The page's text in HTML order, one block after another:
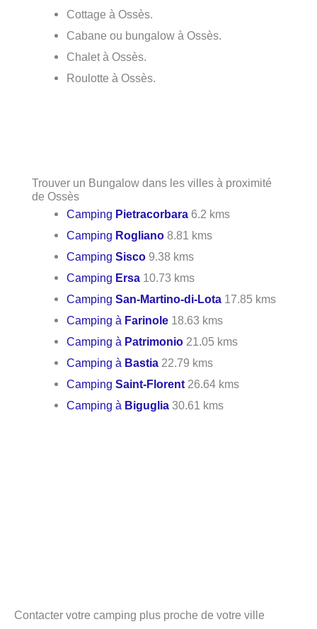
Cottage à Ossès.
Cabane ou bungalow à Ossès.
Chalet à Ossès.
Roulotte à Ossès.
Trouver un Bungalow dans les villes à proximité
de Ossès
Camping Pietracorbara 6.2 kms
Camping Rogliano 8.81 kms
CampingSisco 9.38 kms
Camping Ersa 10.73 kms
CampingSan-Martino-di-Lota 17.85 kms
Camping à Farinole 18.63 kms
Camping à Patrimonio 21.05 kms
Camping à Bastia 22.79 kms
CampingSaint-Florent 26.64 kms
Camping à Biguglia 30.61 kms
Contacter votre camping plus proche de votre ville